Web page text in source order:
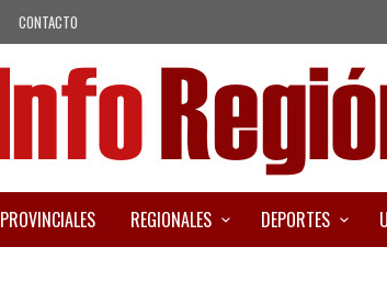
CONTACTO
PROVINCIALES REGIONALES DEPORTES